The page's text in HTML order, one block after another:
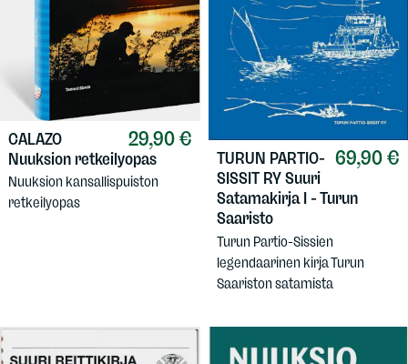
29,90 €
CALAZO
Nuuksion retkeilyopas
Nuuksion kansallispuiston
retkeilyopas
69,90 €
TURUN PARTIO-
SISSIT RYSuuri
Satamakirja I - Turun
Saaristo
Turun Partio-Sissien
legendaarinen kirja Turun
Saariston satamista